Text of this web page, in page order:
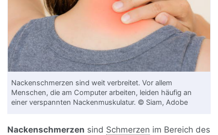
Nackenschmerzen sind weit verbreitet. Vor allem
Menschen, die am Computer arbeiten, leiden häufig an
einer verspannten Nackenmuskulatur. © Siam, Adobe
Nackenschmerzen sind Schmerzen im Bereich des